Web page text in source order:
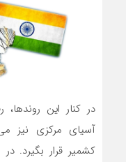
در کنار این
آسیای مرکزی نیز
کشمیر قرار بگیرد.